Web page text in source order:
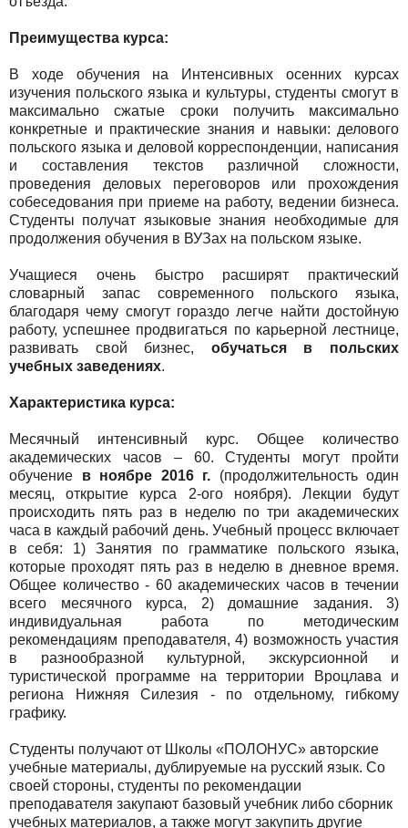
Преимущества курса:
В ходе обучения на Интенсивных осенних курсах
изучения польского языка и культуры, студенты смогут в
максимально сжатые сроки получить максимально
конкретные и практические знания и навыки: делового
польского языка и деловой корреспонденции, написания
и составления текстов различной сложности,
проведения деловых переговоров или прохождения
собеседования при приеме на работу, ведении бизнеса.
Студенты получат языковые знания необходимые для
продолжения обучения в ВУЗах на польском языке.
Учащиеся очень быстро расширят практический
словарный запас современного польского языка,
благодаря чему смогут гораздо легче найти достойную
работу, успешнее продвигаться по карьерной лестнице,
развивать свой бизнес, обучаться в польских
учебных заведениях.
Характеристика курса:
Месячный интенсивный курс. Общее количество
академических часов – 60. Студенты могут пройти
обучение в ноябре 2016 г. (продолжительность один
месяц, открытие курса 2-ого ноября). Лекции будут
происходить пять раз в неделю по три академических
часа в каждый рабочий день. Учебный процесс включает
в себя: 1) Занятия по грамматике польского языка,
которые проходят пять раз в неделю в дневное время.
Общее количество - 60 академических часов в течении
всего месячного курса, 2) домашние задания. 3)
индивидуальная работа по методическим
рекомендациям преподавателя, 4) возможность участия
в разнообразной культурной, экскурсионной и
туристической программе на территории Вроцлава и
региона Нижняя Силезия - по отдельному, гибкому
графику.
Студенты получают от Школы «ПОЛОНУС» авторские
учебные материалы, дублируемые на русский язык. Со
своей стороны, студенты по рекомендации
преподавателя закупают базовый учебник либо сборник
учебных материалов, а также могут закупить другие